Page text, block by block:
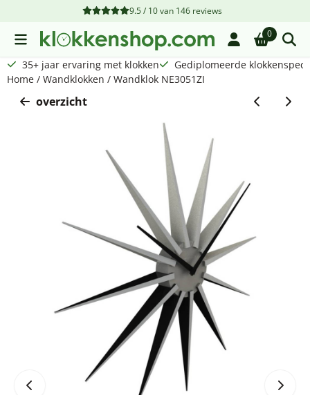
Cookievoorkeuren zijn beschikbaar. Kies instellingen of sta
9.5 / 10van 146reviews
0
35+ jaar ervaring met klokken
Gediplomeerde
Home / Wandklokken / Wandklok NE3051ZI
overzicht